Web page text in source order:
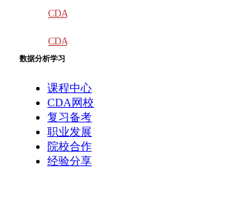
数据分析学习
课程中心
CDA网校
复习备考
职业发展
院校合作
经验分享
教材
CDA
题库
CDA